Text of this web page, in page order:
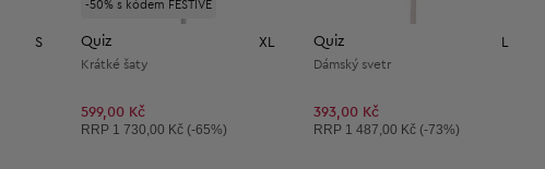
S
-50% s kódem FESTIVE
Quiz XL
Krátké šaty
599,00 Kč
Doporučená cena:
RRP 1 730,00 Kč (-65%)
Quiz L
Dámský svetr
393,00 Kč
Doporučená cena:
RRP 1 487,00 Kč (-73%)